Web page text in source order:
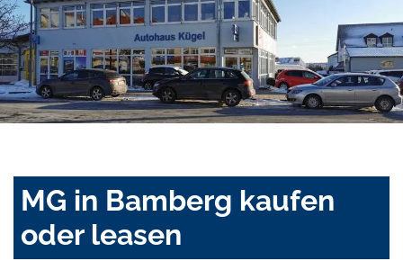
MG in Bamberg kaufen
oder leasen